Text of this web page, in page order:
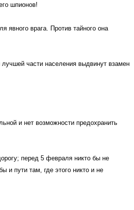
шпионов!
явного врага. Против тайного она
части населения выдвинут взамен
и нет возможности предохранить
перед 5 февраля никто бы не
и пути там, где этого никто и не